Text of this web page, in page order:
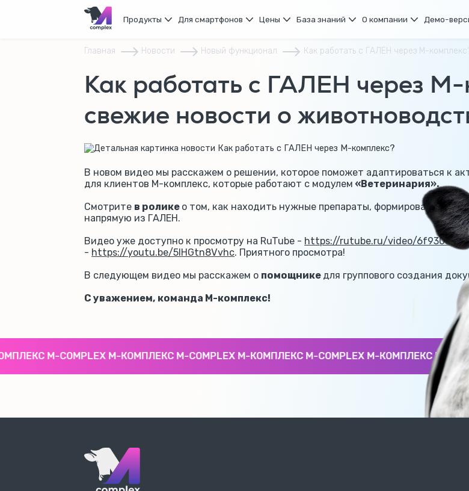
Продукты Для смартфонов Цены База знаний О компании Демо-
Главная Новости Новый функционал Как работать с ГАЛЕН через М-
Как работать с ГАЛЕН через М-
свежие новости о
В новом видео мы расскажем о решении, которое поможет адаптироваться к
для клиентов М-комплекс, которые работают с модулем «Ветеринария».
Смотрите в ролике о том, как находить нужные препараты, формировать
напрямую из ГАЛЕН.
Видео уже доступно к просмотру на RuTube - https://rutube.ru/video/
- https://youtu.be/5IHGtn8Vvhc. Приятного просмотра!
В следующем видео мы расскажем о помощнике для группового создания
С уважением, команда М-комплекс!
M-COMPLEX М-КОМПЛЕКС M-COMPLEX М-КОМПЛЕКС M-COMPLEX М-КОМПЛЕКС M-